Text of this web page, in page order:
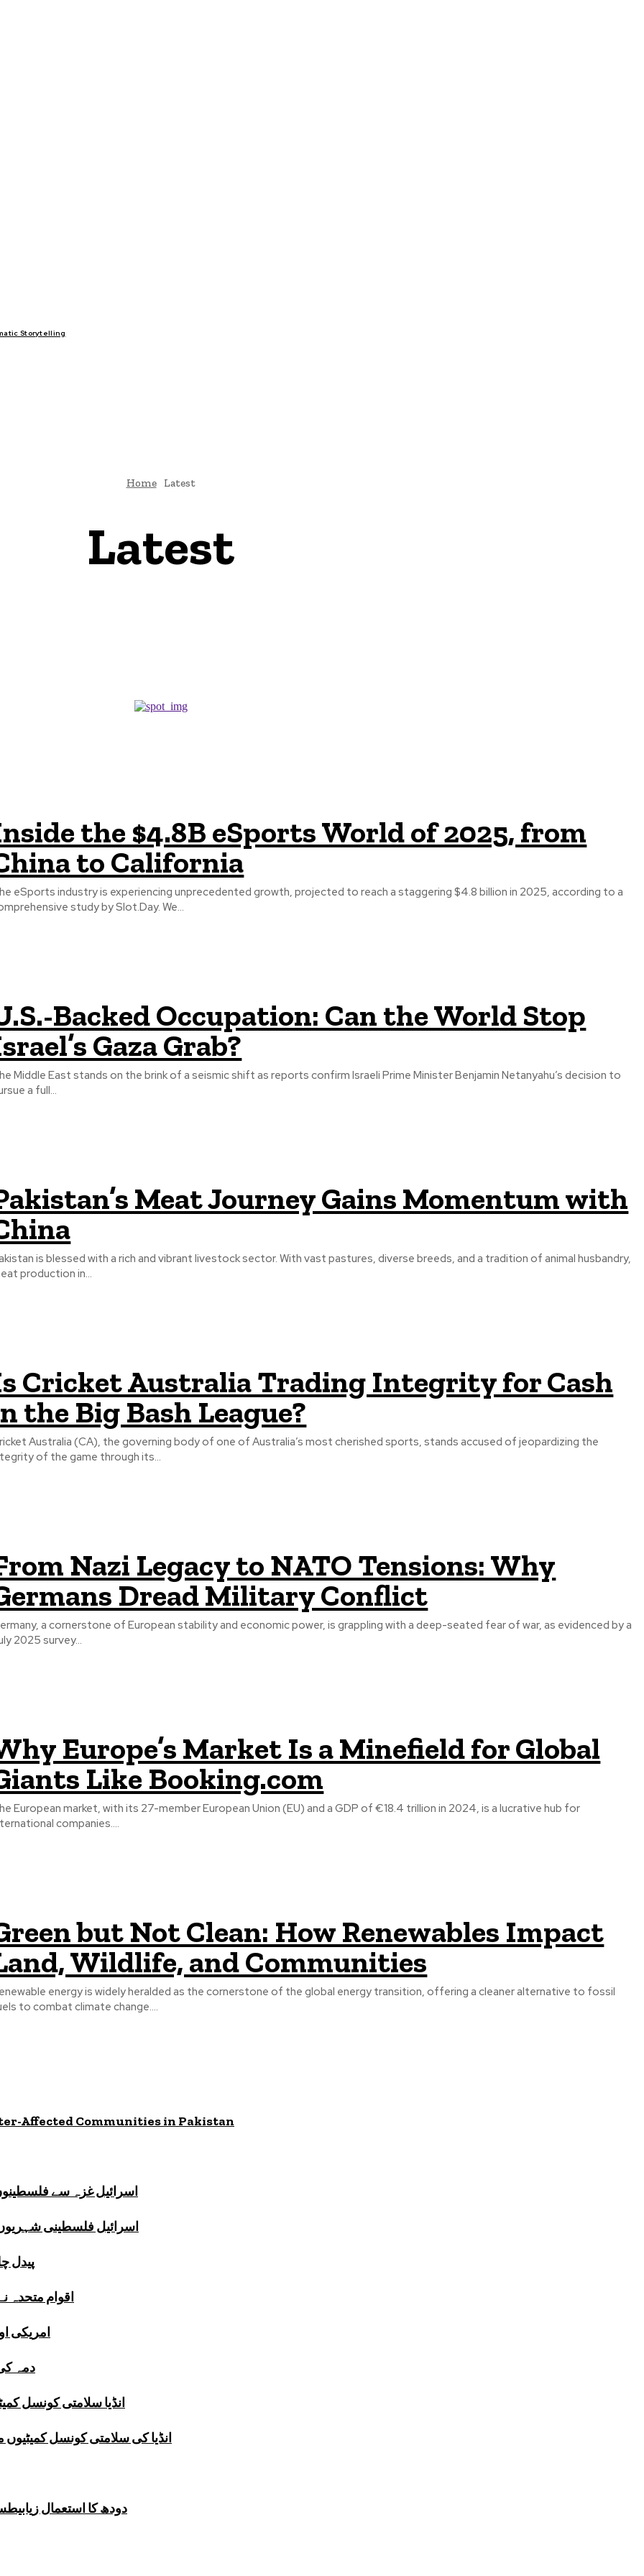
Storytelling
Home Latest
Latest
the $4.8B eSports World of 2025, from
to California
eSports industry is experiencing unprecedented growth, projected to reach a staggering $4.8 billion in 2025, according to a
study by Slot.Day. We...
Backed Occupation: Can the World Stop
Gaza Grab?
Middle East stands on the brink of a seismic shift as reports confirm Israeli Prime Minister Benjamin Netanyahu’s decision to
a full...
Meat Journey Gains Momentum with
is blessed with a rich and vibrant livestock sector. With vast pastures, diverse breeds, and a tradition of animal husbandry,
production in...
Cricket Australia Trading Integrity for Cash
the Big Bash League?
Australia (CA), the governing body of one of Australia’s most cherished sports, stands accused of jeopardizing the
of the game through its...
Nazi Legacy to NATO Tensions: Why
Dread Military Conflict
a cornerstone of European stability and economic power, is grappling with a deep-seated fear of war, as evidenced by a
2025 survey...
Europe’s Market Is a Minefield for Global
Like Booking.com
European market, with its 27-member European Union (EU) and a GDP of €18.4 trillion in 2024, is a lucrative hub for
companies....
but Not Clean: How Renewables Impact
Wildlife, and Communities
energy is widely heralded as the cornerstone of the global energy transition, offering a cleaner alternative to fossil
to combat climate change....
Affected Communities in Pakistan
اسرائیل غزہ سے
اسرائیل فلسطینی شہریوں
پیدل
اقوام
امریکی
دمہ
انڈیا سلامتی کونسل
انڈیا کی سلامتی کونسل
دودھ کا استعمال